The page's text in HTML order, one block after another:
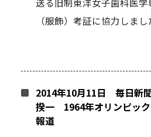
（服飾）考証に協力しまし
2014年10月11日 毎日新
揆一 1964年オリンピッ
報道